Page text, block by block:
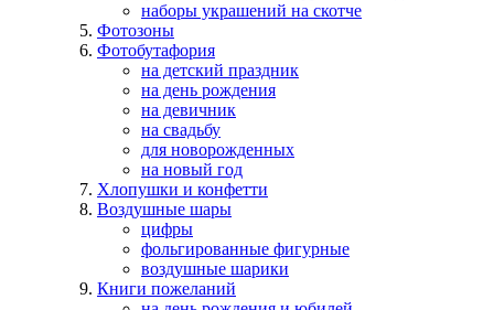
наборы украшений на скотче
Фотозоны
Фотобутафория
на детский праздник
на день рождения
на девичник
на свадьбу
для новорожденных
на новый год
Хлопушки и конфетти
Воздушные шары
цифры
фольгированные фигурные
воздушные шарики
Книги пожеланий